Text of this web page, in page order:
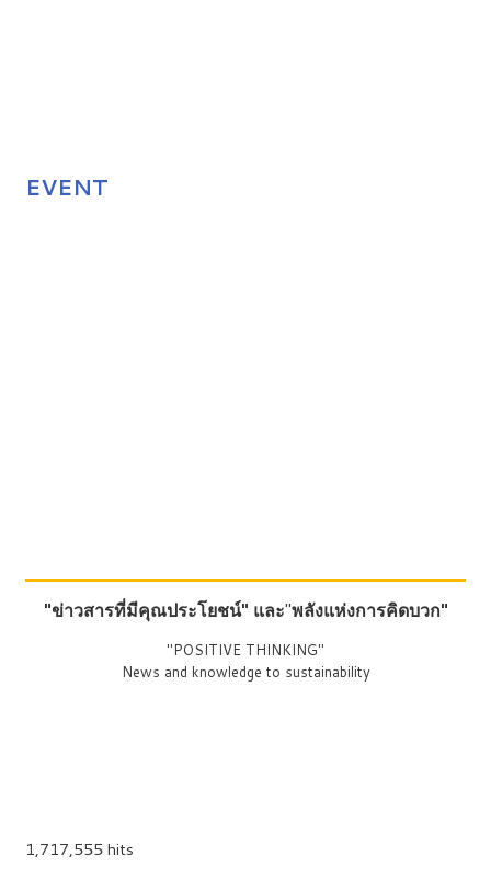
EVENT
"ข่าวสารที่มีคุณประโยชน์" และ"พลังแห่งการคิดบวก"
"POSITIVE THINKING"
News and knowledge to sustainability
1,717,555 hits